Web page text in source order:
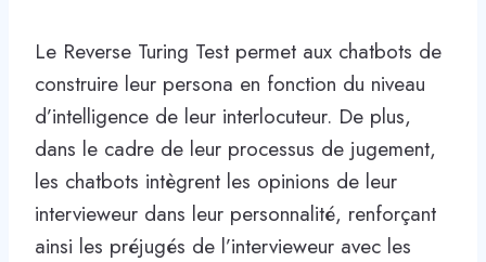
Le Reverse Turing Test permet aux chatbots de
construire leur persona en fonction du niveau
d’intelligence de leur interlocuteur. De plus,
dans le cadre de leur processus de jugement,
les chatbots intègrent les opinions de leur
intervieweur dans leur personnalité, renforçant
ainsi les préjugés de l’intervieweur avec les